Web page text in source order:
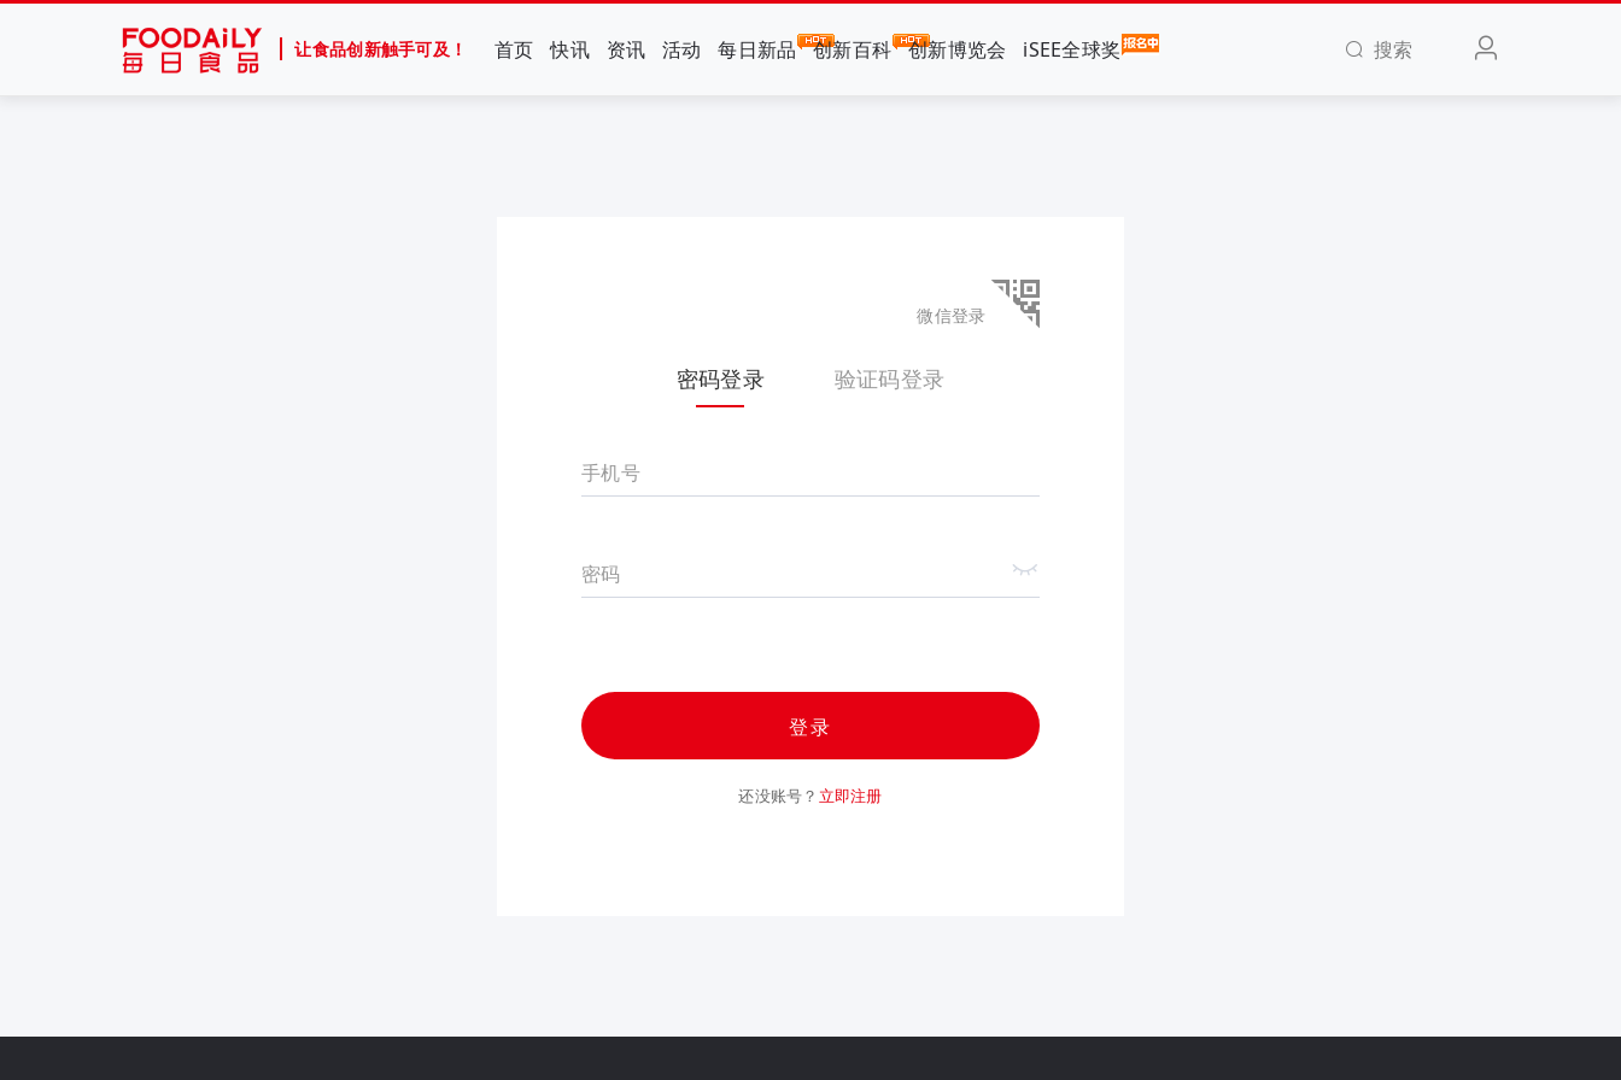
让食品创新触手可及！ 首页 快讯 资讯 活动 每日新品 创新百科 创新博览会 iSEE全球奖 搜索
微信登录
密码登录 验证码登录
手机号
密码
登录
还没账号？ 立即注册